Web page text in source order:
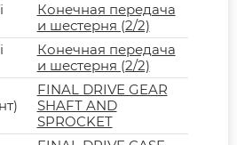
Конечная передача
и шестерня (2/2)
Конечная передача
и шестерня (2/2)
FINAL DRIVE GEAR
SHAFT AND
SPROCKET